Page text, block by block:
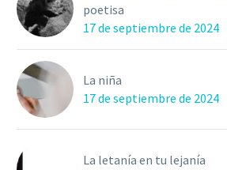
poetisa
17 de septiembre de 2024
La niña
17 de septiembre de 2024
La letanía en tu lejanía